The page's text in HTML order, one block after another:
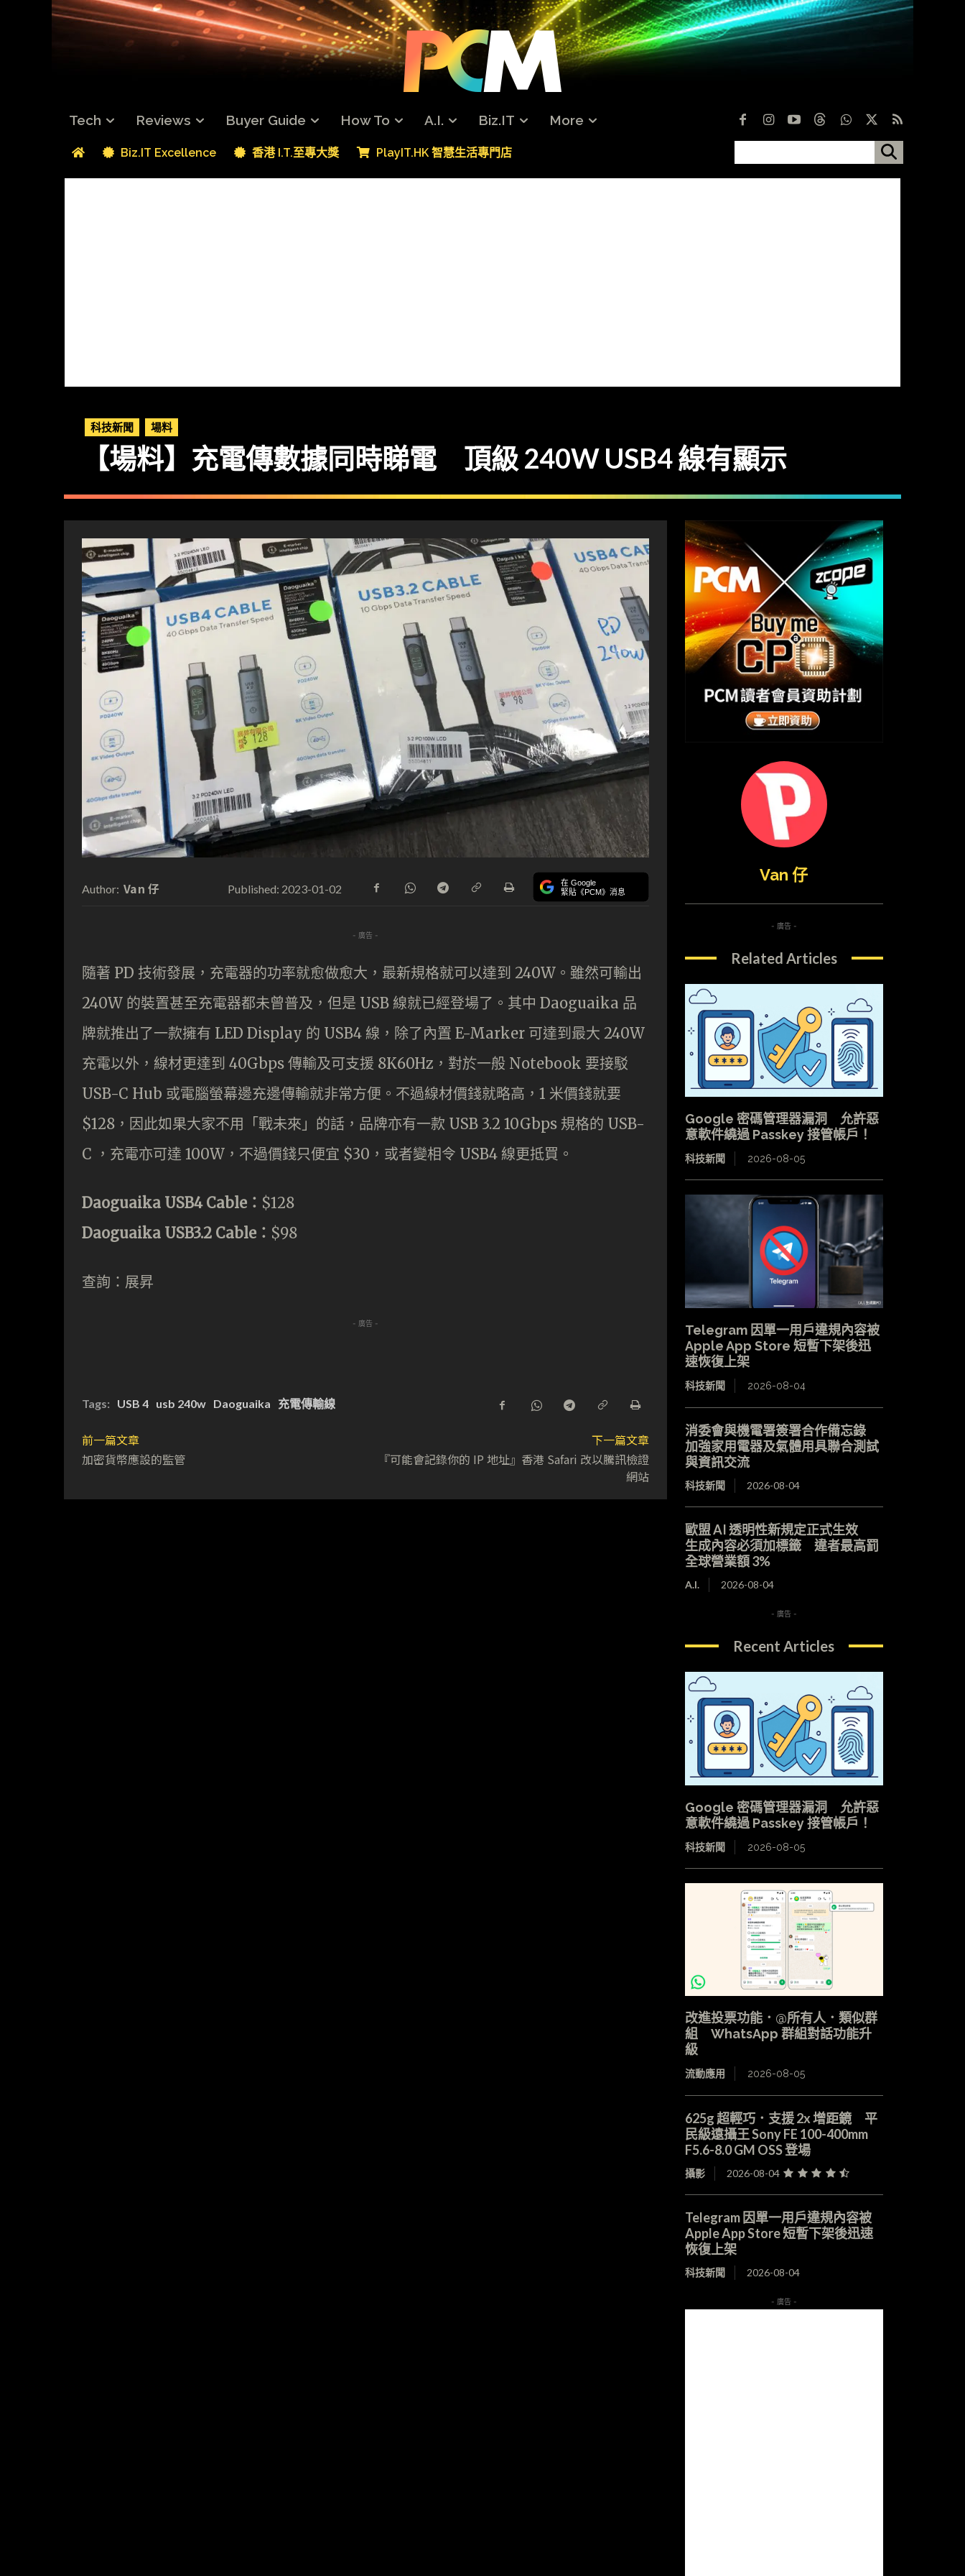
Tech Reviews Buyer Guide How To A.I. Biz.IT More
Biz.IT Excellence 香港 I.T.至專大獎 PlayIT.HK 智慧生活專門店
科技新聞 場料
【場料】充電傳數據同時睇電 頂級 240W USB4 線有顯示
Author: Van 仔 Published: 2023-01-02 在 Google
緊貼《PCM》消息
- 廣告 -
隨著 PD 技術發展，充電器的功率就愈做愈大，最新規格就可以達到 240W。雖然可輸出
240W 的裝置甚至充電器都未曾普及，但是 USB 線就已經登場了。其中 Daoguaika 品
牌就推出了一款擁有 LED Display 的 USB4 線，除了內置 E-Marker 可達到最大 240W
充電以外，線材更達到 40Gbps 傳輸及可支援 8K60Hz，對於一般 Notebook 要接駁
USB-C Hub 或電腦螢幕邊充邊傳輸就非常方便。不過線材價錢就略高，1 米價錢就要
$128，因此如果大家不用「戰未來」的話，品牌亦有一款 USB 3.2 10Gbps 規格的 USB-
C ，充電亦可達 100W，不過價錢只便宜 $30，或者變相令 USB4 線更抵買。
Daoguaika USB4 Cable： $128
Daoguaika USB3.2 Cable： $98
查詢：展昇
- 廣告 -
Tags: USB 4 usb 240w Daoguaika 充電傳輸線
前一篇文章
加密貨幣應設的監管
下一篇文章
『可能會記錄你的 IP 地址』香港 Safari 改以騰訊檢證
網站
Van 仔
- 廣告 -
Related Articles
Google 密碼管理器漏洞 允許惡
意軟件繞過 Passkey 接管帳戶！
科技新聞 2026-08-05
Telegram 因單一用戶違規內容被
Apple App Store 短暫下架後迅
速恢復上架
科技新聞 2026-08-04
消委會與機電署簽署合作備忘錄
加強家用電器及氣體用具聯合測試
與資訊交流
科技新聞 2026-08-04
歐盟 AI 透明性新規定正式生效
生成內容必須加標籤 違者最高罰
全球營業額 3%
A.I. 2026-08-04
- 廣告 -
Recent Articles
Google 密碼管理器漏洞 允許惡
意軟件繞過 Passkey 接管帳戶！
科技新聞 2026-08-05
改進投票功能．@所有人．類似群
組 WhatsApp 群組對話功能升
級
流動應用 2026-08-05
625g 超輕巧．支援 2x 增距鏡 平
民級遠攝王 Sony FE 100-400mm
F5.6-8.0 GM OSS 登場
攝影 2026-08-04
Telegram 因單一用戶違規內容被
Apple App Store 短暫下架後迅速
恢復上架
科技新聞 2026-08-04
- 廣告 -